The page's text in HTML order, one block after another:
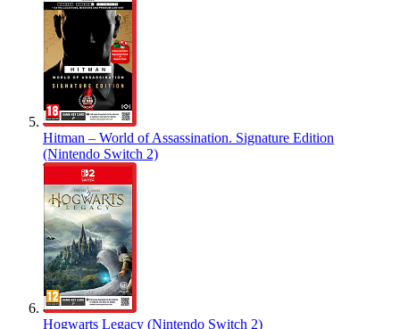
Hitman – World of Assassination. Signature Edition
(Nintendo Switch 2)
Hogwarts Legacy (Nintendo Switch 2)